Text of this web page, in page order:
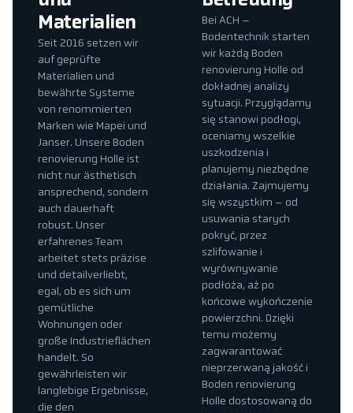
Bei ACH –
Bodentechnik starten
wir każdą Boden
renovierung Holle od
dokładnej analizy
sytuacji. Przyglądamy
się stanowi podłogi,
oceniamy wszelkie
uszkodzenia i
planujemy niezbędne
działania. Zajmujemy
się wszystkim – od
usuwania starych
pokryć, przez
szlifowanie i
wyrównywanie
podłoża, aż po
końcowe wykończenie
powierzchni. Dzięki
temu możemy
zagwarantować
nieprzerwaną jakość i
Boden renovierung
Holle dostosowaną do
Materialien
Seit 2016 setzen wir
auf geprüfte
Materialien und
bewährte Systeme
von renommierten
Marken wie Mapei und
Janser. Unsere Boden
renovierung Holle ist
nicht nur ästhetisch
ansprechend, sondern
auch dauerhaft
robust. Unser
erfahrenes Team
arbeitet stets präzise
und detailverliebt,
egal, ob es sich um
gemütliche
Wohnungen oder
große Industrieflächen
handelt. So
gewährleisten wir
langlebige Ergebnisse,
die den